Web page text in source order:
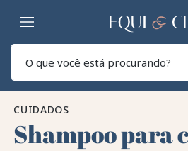
Lar
CUIDADOS
Shampoo para